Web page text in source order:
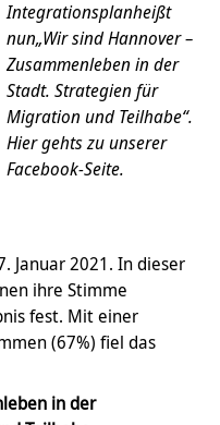
Integrationsplanheißt
nun„Wir sind Hannover –
Zusammenleben in der
Stadt. Strategien für
Migration und Teilhabe“.
Hier gehts zu unserer
Facebook-Seite.
Januar 2021. In dieser
ihre Stimme
fest. Mit einer
(67%) fiel das
in der